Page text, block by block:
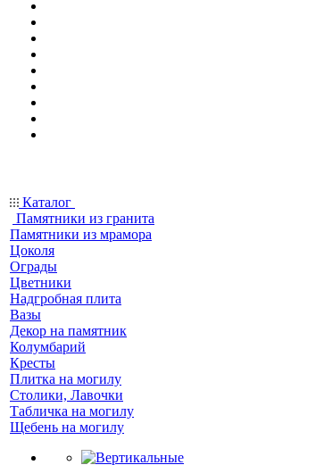
Каталог
Памятники из гранита
Памятники из мрамора
Цоколя
Ограды
Цветники
Надгробная плита
Вазы
Декор на памятник
Колумбарий
Кресты
Плитка на могилу
Столики, Лавочки
Табличка на могилу
Щебень на могилу